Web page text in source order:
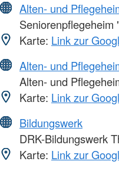
Alten- und
Seniorenpflegeheim
Karte: Link zur
Alten- und
Alten- und
Karte: Link zur
Bildungswerk
DRK-Bildungswerk
Karte: Link zur